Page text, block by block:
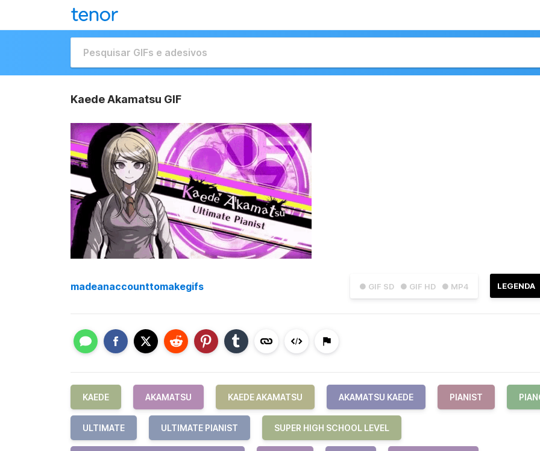
Kaede Akamatsu GIF
● GIF SD ● GIF HD ● MP4 LEGENDA
madeanaccounttomakegifs
KAEDE AKAMATSU KAEDE AKAMATSU AKAMATSU KAEDE PIANIST
ULTIMATE ULTIMATE PIANIST SUPER HIGH SCHOOL LEVEL